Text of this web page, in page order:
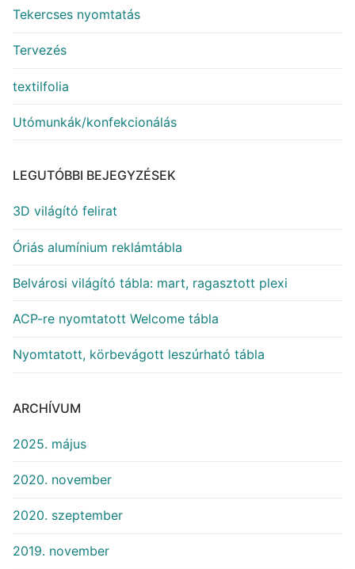
Tekercses nyomtatás
Tervezés
textilfolia
Utómunkák/konfekcionálás
LEGUTÓBBI BEJEGYZÉSEK
3D világító felirat
Óriás alumínium reklámtábla
Belvárosi világító tábla: mart, ragasztott plexi
ACP-re nyomtatott Welcome tábla
Nyomtatott, körbevágott leszúrható tábla
ARCHÍVUM
2025. május
2020. november
2020. szeptember
2019. november